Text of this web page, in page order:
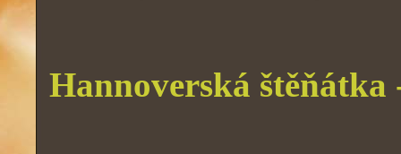
Hannoverská štěňátka